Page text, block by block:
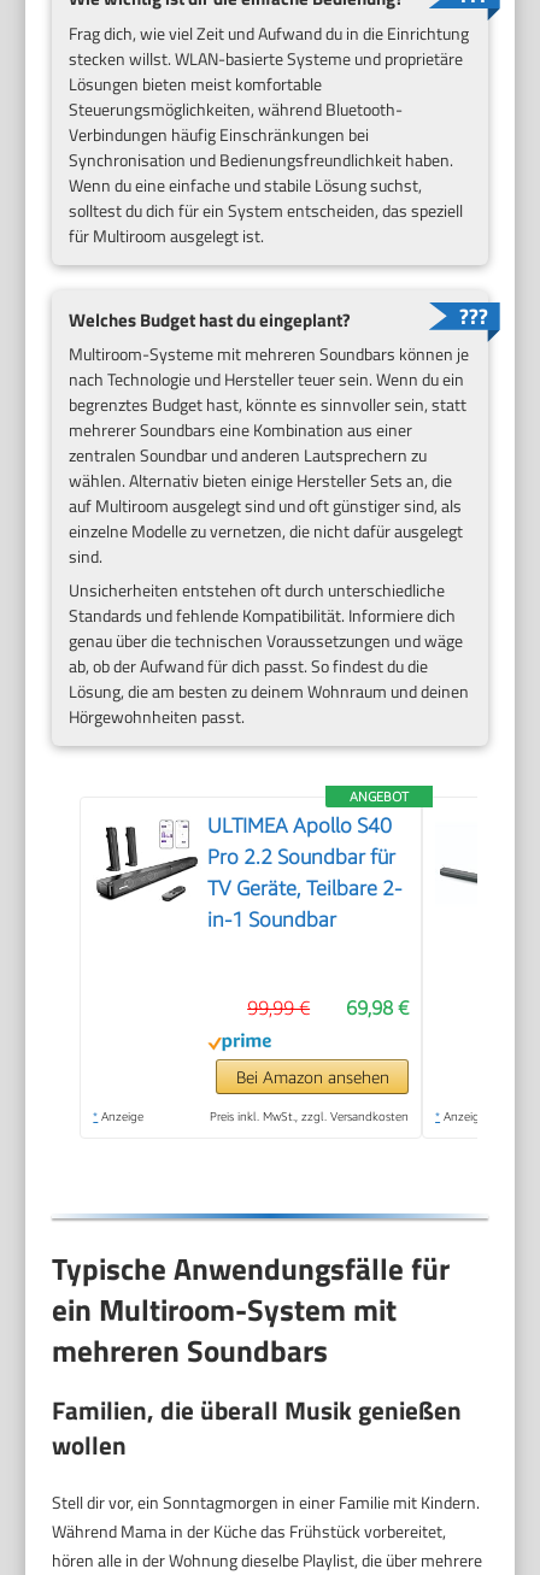
Frag dich, wie viel Zeit und Aufwand du in die Einrichtung
stecken willst. WLAN-basierte Systeme und proprietäre
Lösungen bieten meist komfortable
Steuerungsmöglichkeiten, während Bluetooth-
Verbindungen häufig Einschränkungen bei
Synchronisation und Bedienungsfreundlichkeit haben.
Wenn du eine einfache und stabile Lösung suchst,
solltest du dich für ein System entscheiden, das speziell
für Multiroom ausgelegt ist.
Welches Budget hast du eingeplant?
Multiroom-Systeme mit mehreren Soundbars können je
nach Technologie und Hersteller teuer sein. Wenn du ein
begrenztes Budget hast, könnte es sinnvoller sein, statt
mehrerer Soundbars eine Kombination aus einer
zentralen Soundbar und anderen Lautsprechern zu
wählen. Alternativ bieten einige Hersteller Sets an, die
auf Multiroom ausgelegt sind und oft günstiger sind, als
einzelne Modelle zu vernetzen, die nicht dafür ausgelegt
sind.
Unsicherheiten entstehen oft durch unterschiedliche
Standards und fehlende Kompatibilität. Informiere dich
genau über die technischen Voraussetzungen und wäge
ab, ob der Aufwand für dich passt. So findest du die
Lösung, die am besten zu deinem Wohnraum und deinen
Hörgewohnheiten passt.
ANGEBOT
ULTIMEA Apollo S40
Pro 2.2 Soundbar für
TV Geräte, Teilbare 2-
in-1 Soundbar
69,98 €
99,99 €
Bei Amazon ansehen
* Anzeige Preis inkl. MwSt., zzgl. Versandkosten * Anzeige
Typische Anwendungsfälle für
ein Multiroom-System mit
mehreren Soundbars
Familien, die überall Musik genießen
wollen
Stell dir vor, ein Sonntagmorgen in einer Familie mit Kindern.
Während Mama in der Küche das Frühstück vorbereitet,
hören alle in der Wohnung dieselbe Playlist, die über mehrere